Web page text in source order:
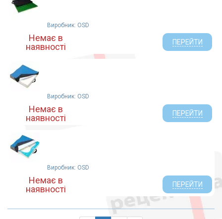
Виробник: OSD
Немає в
наявності
ПЕРЕЙТИ
Виробник: OSD
Немає в
наявності
ПЕРЕЙТИ
Виробник: OSD
Немає в
наявності
ПЕРЕЙТИ